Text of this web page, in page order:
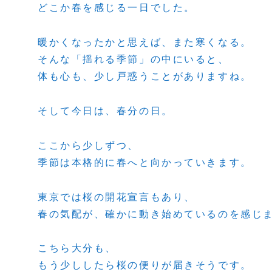
どこか春を感じる一日でした。
暖かくなったかと思えば、また寒くなる。
そんな「揺れる季節」の中にいると、
体も心も、少し戸惑うことがありますね。
そして今日は、春分の日。
ここから少しずつ、
季節は本格的に春へと向かっていきます。
東京では桜の開花宣言もあり、
春の気配が、確かに動き始めているのを感じ
こちら大分も、
もう少ししたら桜の便りが届きそうです。